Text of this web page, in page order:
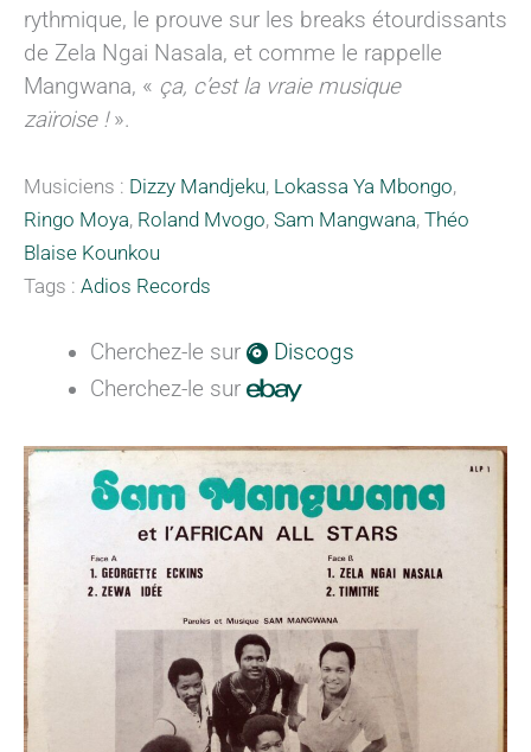
rythmique, le prouve sur les breaks étourdissants
de Zela Ngai Nasala, et comme le rappelle
Mangwana, « ça, c’est la vraie musique
zaïroise !».
Musiciens : Dizzy Mandjeku, Lokassa Ya Mbongo,
Ringo Moya, Roland Mvogo, Sam Mangwana, Théo
Blaise Kounkou
Tags : Adios Records
Cherchez-le sur
Discogs
Cherchez-le sur